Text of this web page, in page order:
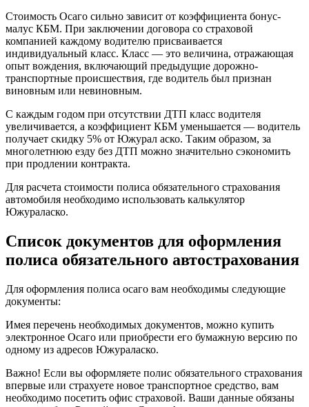
Стоимость Осаго сильно зависит от коэффициента бонус-
малус КБМ. При заключении договора со страховой
компанией каждому водителю присваивается
индивидуальный класс. Класс — это величина, отражающая
опыт вождения, включающий предыдущие дорожно-
транспортные происшествия, где водитель был признан
виновным или невиновным.
С каждым годом при отсутствии ДТП класс водителя
увеличивается, а коэффициент КБМ уменьшается — водитель
получает скидку 5% от Южурал аско. Таким образом, за
многолетнюю езду без ДТП можно значительно сэкономить
при продлении контракта.
Для расчета стоимости полиса обязательного страхования
автомобиля необходимо использовать калькулятор
Южураласко.
Список документов для оформления
полиса обязательного автострахования
Для оформления полиса осаго вам необходимы следующие
документы:
Имея перечень необходимых документов, можно купить
электронное Осаго или приобрести его бумажную версию по
одному из адресов Южураласко.
Важно! Если вы оформляете полис обязательного страхования
впервые или страхуете новое транспортное средство, вам
необходимо посетить офис страховой. Ваши данные обязаны